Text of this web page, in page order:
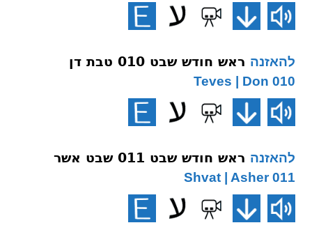
להאזנה ראש חודש שבט 010 טבת דן
010 Teves | Don
להאזנה ראש חודש שבט 011 שבט אשר
011 Shvat | Asher